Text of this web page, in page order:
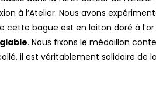
à l’Atelier. Nous avons
cette bague est en laiton doré à
. Nous fixons le médaillon
il est véritablement solidaire de